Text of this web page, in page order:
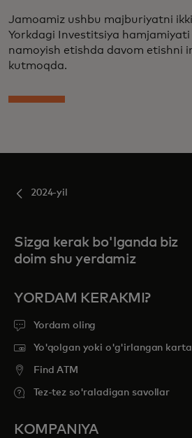
Jamoamiz ushbu majburiyatni
Yorkdagi Investitsiya
namoyish etishda davom etishni
kutmoqda.
2024-yil
Sizga kerak bo'lganda biz
doim shu yerdamiz
YORDAM KERAKMI?
Yordam oling
Yo'qolgan yoki o'g'irlangan
Find ATM
Tez-tez so'raladigan savollar
KOMPANIYA